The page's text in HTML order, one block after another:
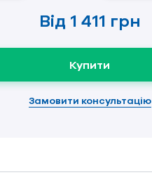
Від 1 411 грн
Купити
Замовити консультацію